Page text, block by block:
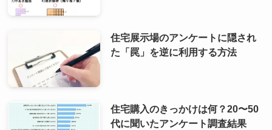
住宅展示場のアンケートに隠され
た「罠」を逆に利用する方法
住宅購入のきっかけは何？20〜50
代に聞いたアンケート調査結果